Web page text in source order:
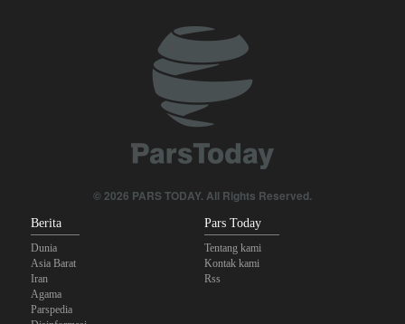
The Economist: Kesepakatan dengan Iran Opsi Realistis Akhiri
Yahya Saree: Kami Hancurkan Posisi Pasukan Bayaran Saudi
dengan Rudal Balistik dan Drone
Brigjen Akrami Nia: Artesh dalam Kondisi Siaga Penuh
Anggota Kongres AS Khawatirkan Dampak Menipisnya Rudal
Amerika Hadapi Iran
© 2026 PARS TODAY. All Rights Reserved.
Berita
Dunia
Asia Barat
Iran
Agama
Parspedia
Pars Today
Tentang kami
Kontak kami
Rss